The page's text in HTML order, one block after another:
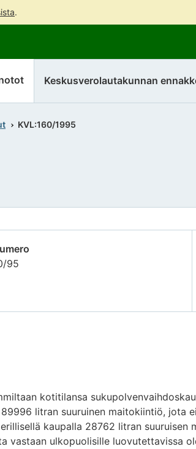
.
sisältöön
sivuston
hakuun
Keskusverolautakunnan
KVL:160/1995
95
kotitilansa
litran suuruinen maitokiintiö, jota
kaupalla 28762 litran suuruisen
vastaan ulkopuolisille luovutettavissa